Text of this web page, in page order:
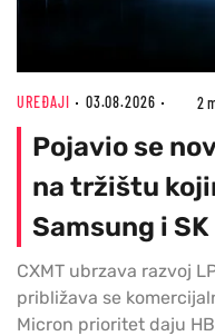
UREĐAJI 03.08.2026 2
Pojavio se
na tržištu
Samsung i
CXMT ubrzava razvoj
približava se
Micron prioritet daju